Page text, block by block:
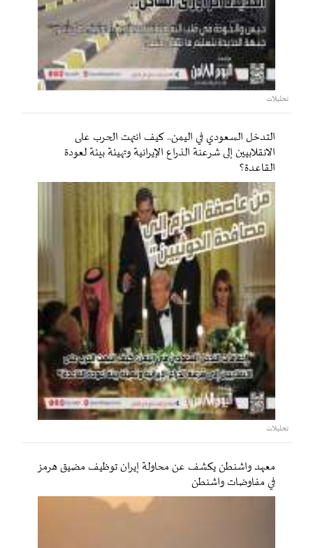
تحليلات
التدخل السعودي في اليمن.. كيف انتهت الحرب على
الانقلابيين إلى شرعنة الذراع الإيرانية وتهيئة بيئة لعودة
القاعدة؟
تحليلات
معهد واشنطن يكشف عن محاولة إيران توظيف مضيق هرمز
في مفاوضات واشنطن